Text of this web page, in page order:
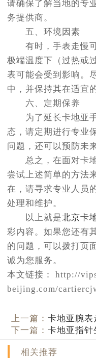
请确保了解当地的专
务提供商。
五、环境因素
有时，手表走慢可
极端温度下（过热或
表可能会受到影响。
中，并保持其在适宜
六、定期保养
为了延长卡地亚手
态，请定期进行专业
问题，还可以预防未
总之，在面对卡地
尝试上述简单的方法
在，请寻求专业人员
处理和维护。
以上就是北京卡
彩内容。如果您还有
的问题，可以拨打页
诚为您服务。
本文链接： http://
beijing.com/
上一篇：卡地亚腕表
下一篇：卡地亚指针
相关推荐